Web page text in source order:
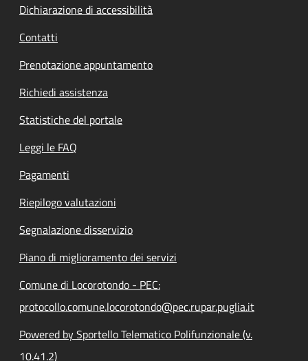
Dichiarazione di accessibilità
Contatti
Prenotazione appuntamento
Richiedi assistenza
Statistiche del portale
Leggi le FAQ
Pagamenti
Riepilogo valutazioni
Segnalazione disservizio
Piano di miglioramento dei servizi
Comune di Locorotondo - PEC:
protocollo.comune.locorotondo@pec.rupar.puglia.it
Powered by Sportello Telematico Polifunzionale (v.
10.41.2)